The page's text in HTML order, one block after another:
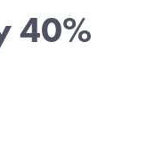
40%